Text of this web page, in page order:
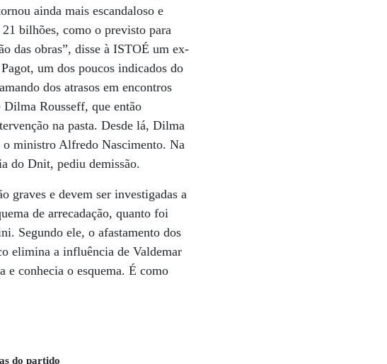
ainda mais escandaloso e
bilhões, como o previsto para
das obras”, disse à ISTOÉ um ex-
um dos poucos indicados do
dos atrasos em encontros
Dilma Rousseff, que então
na pasta. Desde lá, Dilma
ministro Alfredo Nascimento. Na
do Dnit, pediu demissão.
graves e devem ser investigadas a
de arrecadação, quanto foi
Segundo ele, o afastamento dos
elimina a influência de Valdemar
e conhecia o esquema. É como
do partido